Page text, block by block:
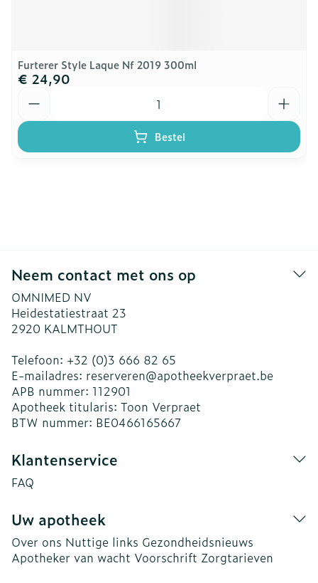
Furterer Style Laque Nf 2019 300ml
€ 24,90
Bestel
Neem contact met ons op
OMNIMED NV
Heidestatiestraat 23
2920 KALMTHOUT
Telefoon: +32 (0)3 666 82 65
E-mailadres: reserveren@apotheekverpraet.be
APB nummer: 112901
Apotheek titularis: Toon Verpraet
BTW nummer: BE0466165667
Klantenservice
FAQ
Uw apotheek
Over ons Nuttige links Gezondheidsnieuws
Apotheker van wacht Voorschrift Zorgtarieven